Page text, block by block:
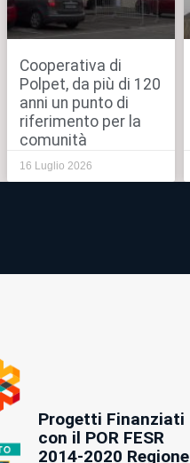
Cooperativa di
Polpet, da più di 120
anni un punto di
riferimento per la
comunità
16 Luglio 2026
Progetti Finanziati
con il POR FESR
2014-2020 Regione